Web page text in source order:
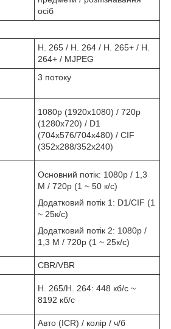
осіб
H. 265 / H. 264 / H. 265+ / H.
264+ / MJPEG
3 потоку
1080р (1920х1080) / 720р
(1280х720) / D1
(704х576/704х480) / CIF
(352х288/352х240)
Основний потік: 1080р / 1,3
М / 720р (1 ~ 50 к/с)
Додатковий потік 1: D1/CIF (1
~ 25к/с)
Додатковий потік 2: 1080р /
1,3 М / 720р (1 ~ 25к/с)
CBR/VBR
H. 265/H. 264: 448 кб/с ~
8192 кб/с
Авто (ICR) / колір / ч/б